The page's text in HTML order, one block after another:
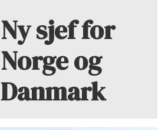
Ny sjef for
Norge og
Danmark